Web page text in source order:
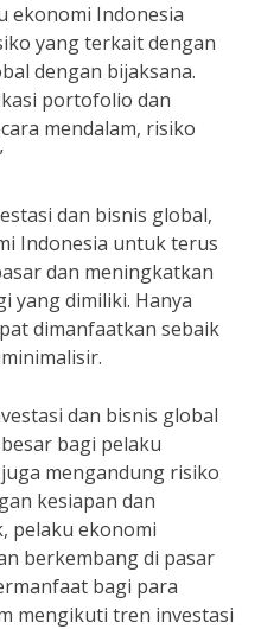
ekonomi Indonesia
yang terkait dengan
dengan bijaksana.
portofolio dan
mendalam, risiko
dan bisnis global,
Indonesia untuk terus
dan meningkatkan
yang dimiliki. Hanya
dimanfaatkan sebaik
dan bisnis global
bagi pelaku
mengandung risiko
kesiapan dan
pelaku ekonomi
berkembang di pasar
bagi para
mengikuti tren investasi